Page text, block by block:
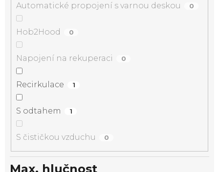
Automatické propojení s varnou deskou 0
Hob2Hood 0
Napojení na rekuperaci 0
Recirkulace 1
S odtahem 1
S čističkou vzduchu 0
Max. hlučnost